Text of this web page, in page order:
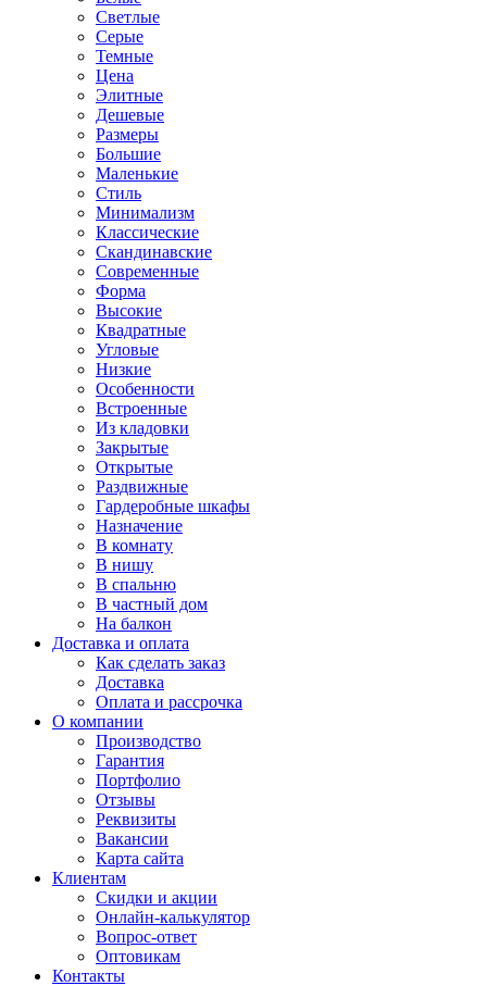
Светлые
Серые
Темные
Цена
Элитные
Дешевые
Размеры
Большие
Маленькие
Стиль
Минимализм
Классические
Скандинавские
Современные
Форма
Высокие
Квадратные
Угловые
Низкие
Особенности
Встроенные
Из кладовки
Закрытые
Открытые
Раздвижные
Гардеробные шкафы
Назначение
В комнату
В нишу
В спальню
В частный дом
На балкон
Доставка и оплата
Как сделать заказ
Доставка
Оплата и рассрочка
О компании
Производство
Гарантия
Портфолио
Отзывы
Реквизиты
Вакансии
Карта сайта
Клиентам
Скидки и акции
Онлайн-калькулятор
Вопрос-ответ
Оптовикам
Контакты